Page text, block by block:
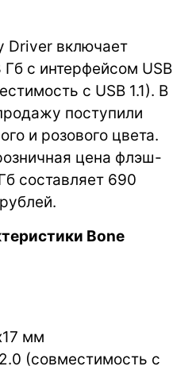
Driver включает
Гб с интерфейсом USB
с USB 1.1). В
поступили
и розового цвета.
цена флэш-
составляет 690
Bone
мм
(совместимость с